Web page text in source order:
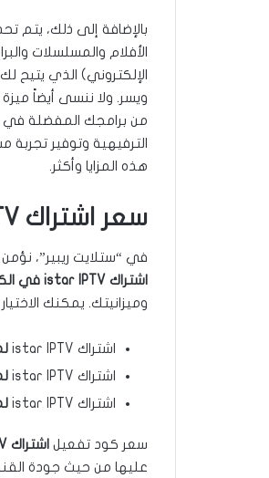
بالإضافة إلى ذلك،
الأفلام والمسلسلات
الإلكتروني) الذي يتيح
ويسر. ولا ننسى أيضاً
من برامجك المفضلة في
الترفيهية وتوفير
هذه المزايا وأكثر.
سعر اشتراك istar IPTV في الكويت والباقات المتوفرة
في “ستلايت ريبير”،
اشتراك istar IPTV في الكويت
وميزانيتك. يمكنك الاختيار
اشتراك istar IPTV
اشتراك istar IPTV
اشتراك istar IPTV
سعر كود تفعيل اشتراك istar IPTV
عليها من حيث جودة